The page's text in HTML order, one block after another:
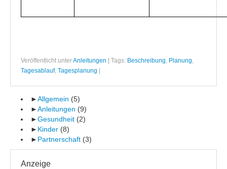
Veröffentlicht unterAnleitungen Tags: Beschreibung, Planung,
Tagesablauf, Tagesplanung
►Allgemein (5)
►Anleitungen (9)
►Gesundheit (2)
► Kinder (8)
► Partnerschaft (3)
Anzeige